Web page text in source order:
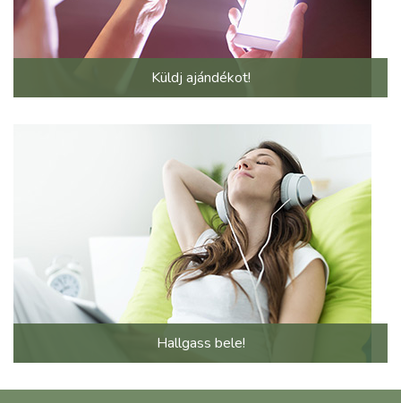
Küldj ajándékot!
Hallgass bele!